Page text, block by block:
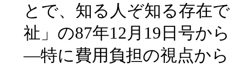
とで、知る人ぞ知る存在
祉」の87年12月19日号か
―特に費用負担の視点か